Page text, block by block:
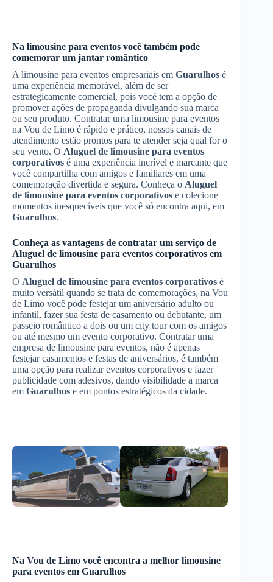
Na limousine para eventos você também pode
comemorar um jantar romântico
A limousine para eventos empresariais em Guarulhos é
uma experiência memorável, além de ser
estrategicamente comercial, pois você tem a opção de
promover ações de propaganda divulgando sua marca
ou seu produto. Contratar uma limousine para eventos
na Vou de Limo é rápido e prático, nossos canais de
atendimento estão prontos para te atender seja qual for o
seu vento. O Aluguel de limousine para eventos
corporativos é uma experiência incrível e marcante que
você compartilha com amigos e familiares em uma
comemoração divertida e segura. Conheça o Aluguel
de limousine para eventos corporativos e colecione
momentos inesquecíveis que você só encontra aqui, em
Guarulhos.
Conheça as vantagens de contratar um serviço de
Aluguel de limousine para eventos corporativos em
Guarulhos
O Aluguel de limousine para eventos corporativos é
muito versátil quando se trata de comemorações, na Vou
de Limo você pode festejar um aniversário adulto ou
infantil, fazer sua festa de casamento ou debutante, um
passeio romântico a dois ou um city tour com os amigos
ou até mesmo um evento corporativo. Contratar uma
empresa de limousine para eventos, não é apenas
festejar casamentos e festas de aniversários, é também
uma opção para realizar eventos corporativos e fazer
publicidade com adesivos, dando visibilidade a marca
em Guarulhos e em pontos estratégicos da cidade.
Na Vou de Limo você encontra a melhor limousine
para eventos em Guarulhos